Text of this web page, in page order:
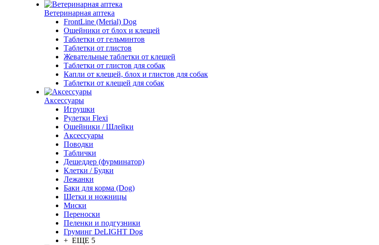
Ветеринарная аптека
FrontLine (Merial) Dog
Ошейники от блох и клещей
Таблетки от гельминтов
Таблетки от глистов
Жевательные таблетки от клещей
Таблетки от глистов для собак
Капли от клещей, блох и глистов для собак
Таблетки от клещей для собак
Аксессуары
Игрушки
Рулетки Flexi
Ошейники / Шлейки
Аксессуары
Поводки
Таблички
Дешеддер (фурминатор)
Клетки / Будки
Лежанки
Баки для корма (Dog)
Щетки и ножницы
Миски
Переноски
Пеленки и подгузники
Груминг DeLIGHT Dog
+ ЕЩЕ 5